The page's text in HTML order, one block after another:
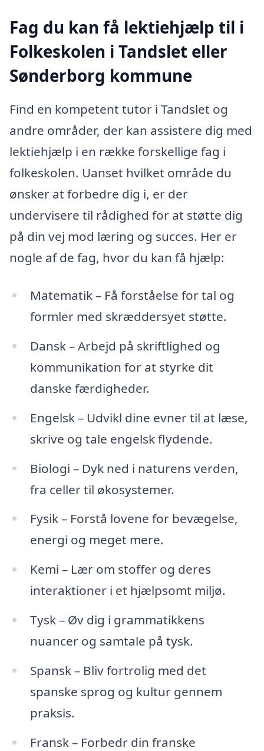
Fag du kan få lektiehjælp til i
Folkeskolen i Tandslet eller
Sønderborg kommune
Find en kompetent tutor i Tandslet og
andre områder, der kan assistere dig med
lektiehjælp i en række forskellige fag i
folkeskolen. Uanset hvilket område du
ønsker at forbedre dig i, er der
undervisere til rådighed for at støtte dig
på din vej mod læring og succes. Her er
nogle af de fag, hvor du kan få hjælp:
Matematik – Få forståelse for tal og
formler med skræddersyet støtte.
Dansk – Arbejd på skriftlighed og
kommunikation for at styrke dit
danske færdigheder.
Engelsk – Udvikl dine evner til at læse,
skrive og tale engelsk flydende.
Biologi – Dyk ned i naturens verden,
fra celler til økosystemer.
Fysik – Forstå lovene for bevægelse,
energi og meget mere.
Kemi – Lær om stoffer og deres
interaktioner i et hjælpsomt miljø.
Tysk – Øv dig i grammatikkens
nuancer og samtale på tysk.
Spansk – Bliv fortrolig med det
spanske sprog og kultur gennem
praksis.
Fransk – Forbedr din franske